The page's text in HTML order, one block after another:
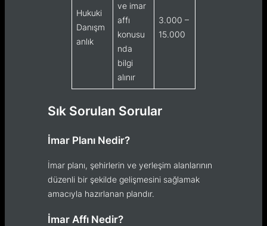
Hukuki
Danışm
anlık
ve imar
affı
konusu
nda
bilgi
alınır
3.000 –
15.000
Sık Sorulan Sorular
İmar Planı Nedir?
İmar planı, şehirlerin ve yerleşim alanlarının
düzenli bir şekilde gelişmesini sağlamak
amacıyla hazırlanan plandır.
İmar Affı Nedir?